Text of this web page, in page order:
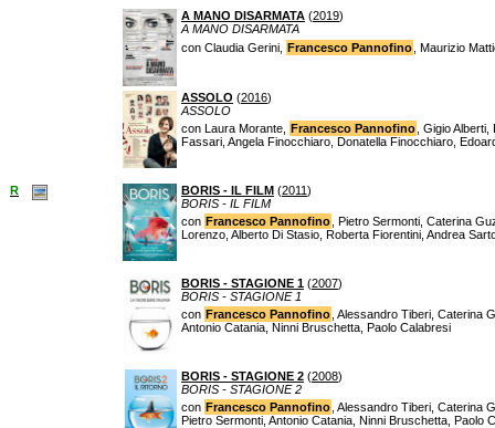
A MANO DISARMATA (2019)
A MANO DISARMATA
con Claudia Gerini, Francesco Pannofino , Maurizio
ASSOLO (2016)
ASSOLO
con Laura Morante, Francesco Pannofino , Gigio
Fassari, Angela Finocchiaro, Donatella Finocchiaro,
R BORIS - IL FILM (2011)
BORIS - IL FILM
con Francesco Pannofino , Pietro Sermonti, Caterina
Lorenzo, Alberto Di Stasio, Roberta Fiorentini, Andrea
BORIS - STAGIONE 1 (2007)
BORIS - STAGIONE 1
con Francesco Pannofino , Alessandro Tiberi, Caterina
Antonio Catania, Ninni Bruschetta, Paolo Calabresi
BORIS - STAGIONE 2 (2008)
BORIS - STAGIONE 2
con Francesco Pannofino , Alessandro Tiberi, Caterina
Pietro Sermonti, Antonio Catania, Ninni Bruschetta, Paolo